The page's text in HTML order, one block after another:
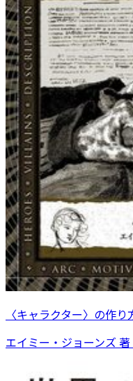
〈キャラクター〉の作
エイミー・ジョーンズ